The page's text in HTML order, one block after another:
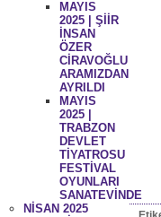
MAYIS
2025 | ŞİİR
İNSAN
ÖZER
CİRAVOĞLU
ARAMIZDAN
AYRILDI
MAYIS
2025 |
TRABZON
DEVLET
TİYATROSU
FESTİVAL
OYUNLARI
SANATEVİNDE
NİSAN 2025